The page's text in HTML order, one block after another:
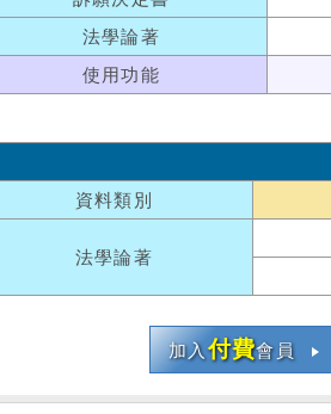
法學論著
使用功能
資料類別
法學論著
加入付費會員